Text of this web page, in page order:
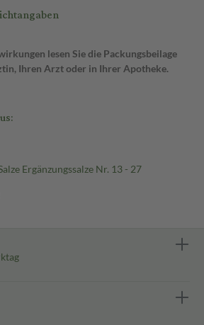
lesen Sie die Packungsbeilage
Ihren Arzt oder in Ihrer Apotheke.
Ergänzungssalze Nr. 13 - 27